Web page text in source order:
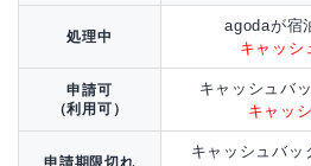
処理中
agodaが宿
キャッシ
申請可
（利用可）
キャッシュバ
キャッ
申請期限切れ
キャッシュバッ